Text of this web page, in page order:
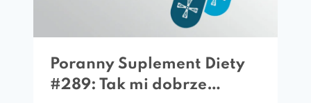
Poranny Suplement Diety
#289: Tak mi dobrze…